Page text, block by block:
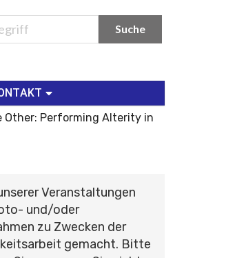
Other: Performing Alterity in
Veranstaltungen
und/oder
zu Zwecken der
gemacht. Bitte